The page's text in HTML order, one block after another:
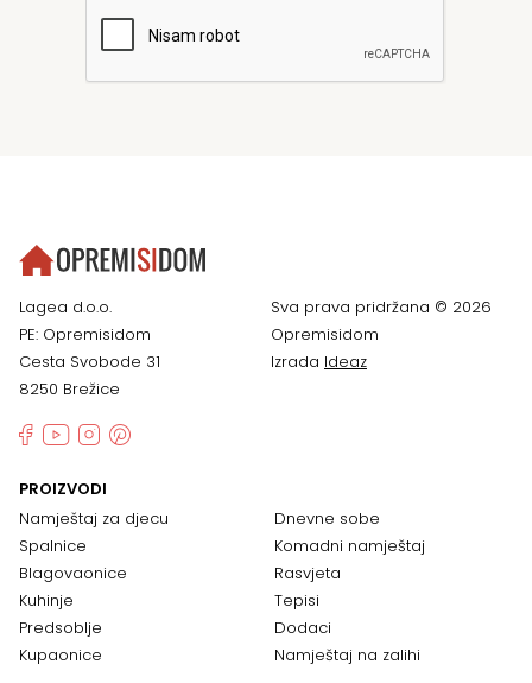
Lagea d.o.o.
PE: Opremisidom
Cesta Svobode 31
8250 Brežice
Sva prava pridržana © 2026
Opremisidom
Izrada Ideaz
PROIZVODI
Namještaj za djecu
Spalnice
Blagovaonice
Kuhinje
Predsoblje
Kupaonice
Dnevne sobe
Komadni namještaj
Rasvjeta
Tepisi
Dodaci
Namještaj na zalihi